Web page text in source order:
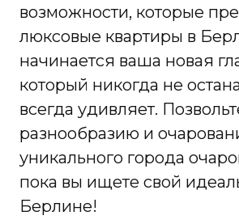
возможности, которые
люксовые квартиры в
начинается ваша новая
который никогда не
всегда удивляет.
разнообразию и
уникального города
пока вы ищете свой
Берлине!